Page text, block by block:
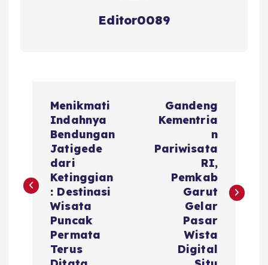
Editor0089
i
Menikmati
Indahnya
Bendungan
Jatigede
dari
Ketinggian
: Destinasi
Wisata
Puncak
Permata
Terus
Gandeng
Kementria
n
Pariwisata
RI,
Pemkab
Garut
Gelar
Pasar
Wista
Digital